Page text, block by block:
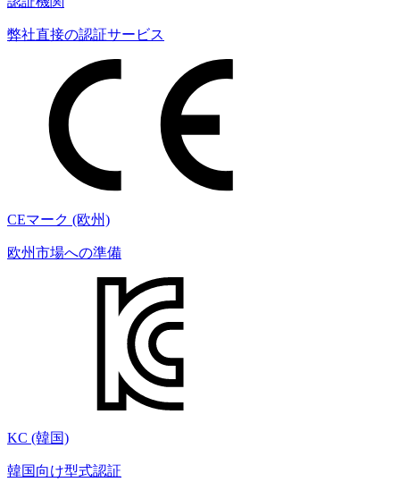
弊社直接の認証サービス
CEマーク (欧州)
欧州市場への準備
KC (韓国)
韓国向け型式認証